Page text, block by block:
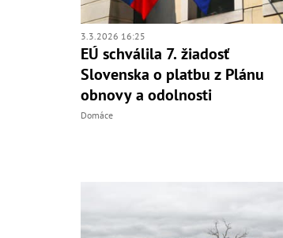
3.3.2026 16:25
EÚ schválila 7. žiadosť
Slovenska o platbu z Plánu
obnovy a odolnosti
Domáce